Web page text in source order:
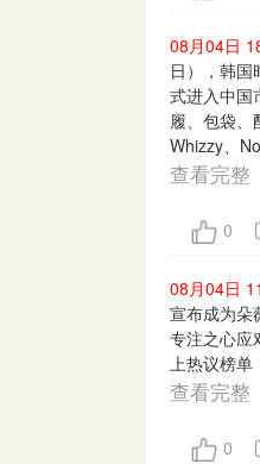
08月04日
日），韩
式进入中国
履、包袋
Whizzy、
查看完整
0
08月04日
宣布成为朵
专注之心应
上热议榜单
查看完整
0